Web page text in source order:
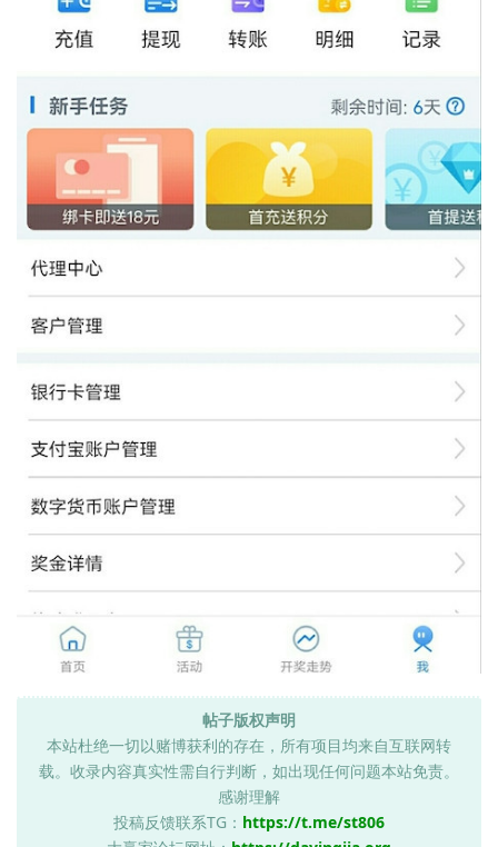
帖子版权声明
本站杜绝一切以赌博获利的存在，所有项目均来自互联网转
载。收录内容真实性需自行判断，如出现任何问题本站免责。
感谢理解
投稿反馈联系TG： https://t.me/st806